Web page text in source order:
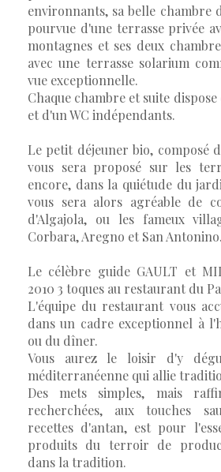
environnants, sa belle chambre
pourvue d'une terrasse privée
montagnes et ses deux
avec une terrasse solarium
vue exceptionnelle.
Chaque chambre et suite
et d'un WC indépendants.
Le petit déjeuner bio, composé
vous sera proposé sur les
encore, dans la quiétude du
vous sera alors agréable de
d'Algajola, ou les fameux
Corbara, Aregno et San Antonino.
Le célèbre guide GAULT et
2010 3 toques au restaurant du
L'équipe du restaurant vous
dans un cadre exceptionnel à
ou du dîner.
Vous aurez le loisir d'y
méditerranéenne qui allie
Des mets simples, mais
recherchées, aux touches
recettes d'antan, est pour
produits du terroir de
dans la tradition.